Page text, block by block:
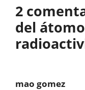
2
del
mao gomez